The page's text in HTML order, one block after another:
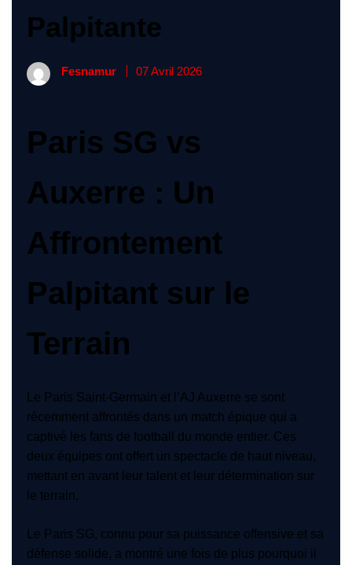
Palpitante
Fesnamur 07 Avril 2026
Paris SG vs
Auxerre : Un
Affrontement
Palpitant sur le
Terrain
Le Paris Saint-Germain et l’AJ Auxerre se sont
récemment affrontés dans un match épique qui a
captivé les fans de football du monde entier. Ces
deux équipes ont offert un spectacle de haut niveau,
mettant en avant leur talent et leur détermination sur
le terrain.
Le Paris SG, connu pour sa puissance offensive et sa
défense solide, a montré une fois de plus pourquoi il